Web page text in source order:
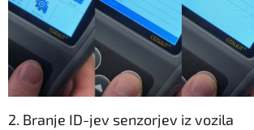
2. Branje ID-jev senzorjev iz vozila